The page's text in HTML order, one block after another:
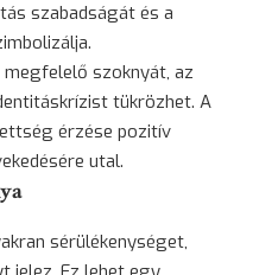
szabadságát és a
megfelelő szoknyát, az
tükrözhet. A
érzése pozitív
utal.
sérülékenységet,